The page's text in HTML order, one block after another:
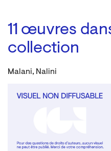
11 œuvres
collection
Malani, Nalini